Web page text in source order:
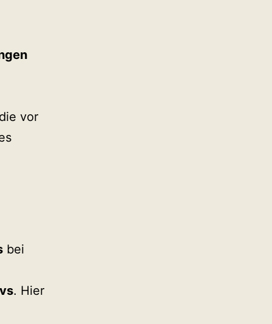
vor
bei
. Hier